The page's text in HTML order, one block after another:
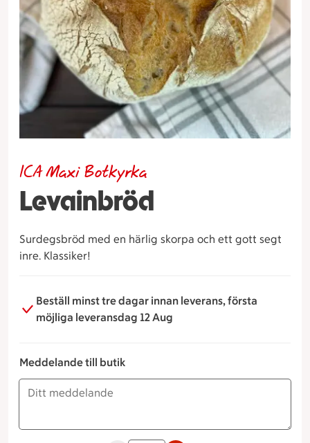
Levainbröd
ICA Maxi Botkyrka
Surdegsbröd med en härlig skorpa och ett gott segt
inre. Klassiker!
Beställ minst tre dagar innan leverans, första
möjliga leveransdag 12 Aug
Meddelande till butik